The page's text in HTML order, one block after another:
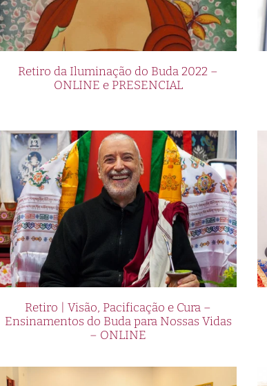
Retiro da Iluminação do Buda 2022 –
ONLINE e PRESENCIAL
Retiro | Visão, Pacificação e Cura –
Ensinamentos do Buda para Nossas Vidas
– ONLINE